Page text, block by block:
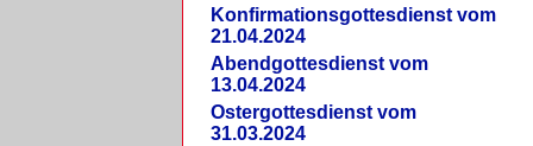
Konfirmationsgottesdienst vom
21.04.2024
Abendgottesdienst vom
13.04.2024
Ostergottesdienst vom
31.03.2024